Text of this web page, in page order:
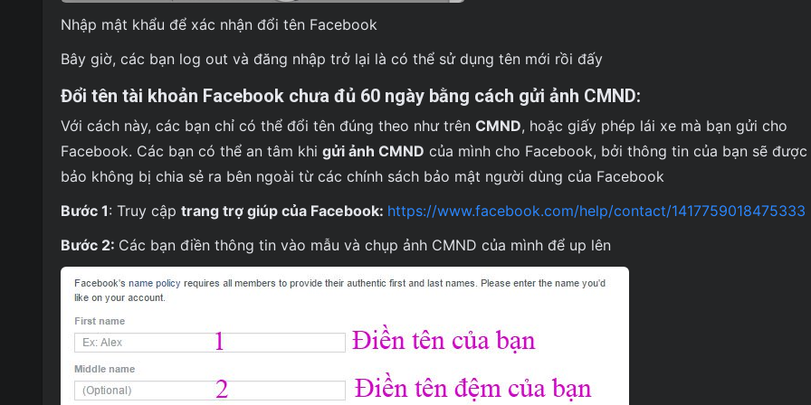
Nhập mật khẩu để xác nhận đổi tên Facebook
Bây giờ, các bạn log out và đăng nhập trở lại là có thể sử dụng tên mới rồi đấy
Đổi tên tài khoản Facebook chưa đủ 60 ngày bằng cách gửi ảnh CMND:
Với cách này, các bạn chỉ có thể đổi tên đúng theo như trên CMND, hoặc giấy phép lái xe mà bạn gửi cho
Facebook. Các bạn có thể an tâm khi gửi ảnh CMND của mình cho Facebook, bởi thông tin của bạn sẽ được
bảo không bị chia sẻ ra bên ngoài từ các chính sách bảo mật người dùng của Facebook
Bước 1: Truy cập trang trợ giúp của Facebook: https://www.facebook.com/help/contact/1417759018475333
Bước 2: Các bạn điền thông tin vào mẫu và chụp ảnh CMND của mình để up lên